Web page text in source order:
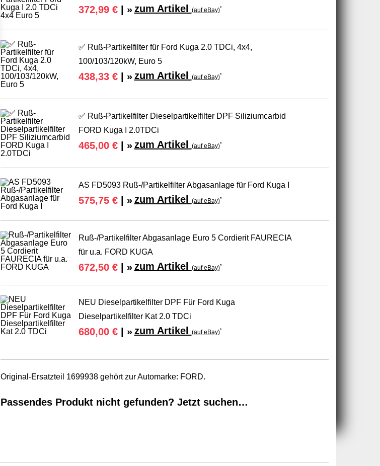
372,99 €| » zum Artikel (auf eBay)*
✅ Ruß-Partikelfilter für Ford Kuga 2.0 TDCi, 4x4,
100/103/120kW, Euro 5
438,33 €| » zum Artikel (auf eBay)*
✅ Ruß-Partikelfilter Dieselpartikelfilter DPF Siliziumcarbid
FORD Kuga I 2.0TDCi
465,00 €| » zum Artikel (auf eBay)*
AS FD5093 Ruß-/Partikelfilter Abgasanlage für Ford Kuga I
575,75 €| » zum Artikel (auf eBay)*
Ruß-/Partikelfilter Abgasanlage Euro 5 Cordierit FAURECIA
für u.a. FORD KUGA
672,50 €| » zum Artikel (auf eBay)*
NEU Dieselpartikelfilter DPF Für Ford Kuga
Dieselpartikelfilter Kat 2.0 TDCi
680,00 €| » zum Artikel (auf eBay)*
Original-Ersatzteil 1699938 gehört zur Automarke: FORD.
Passendes Produkt nicht gefunden? Jetzt suchen…